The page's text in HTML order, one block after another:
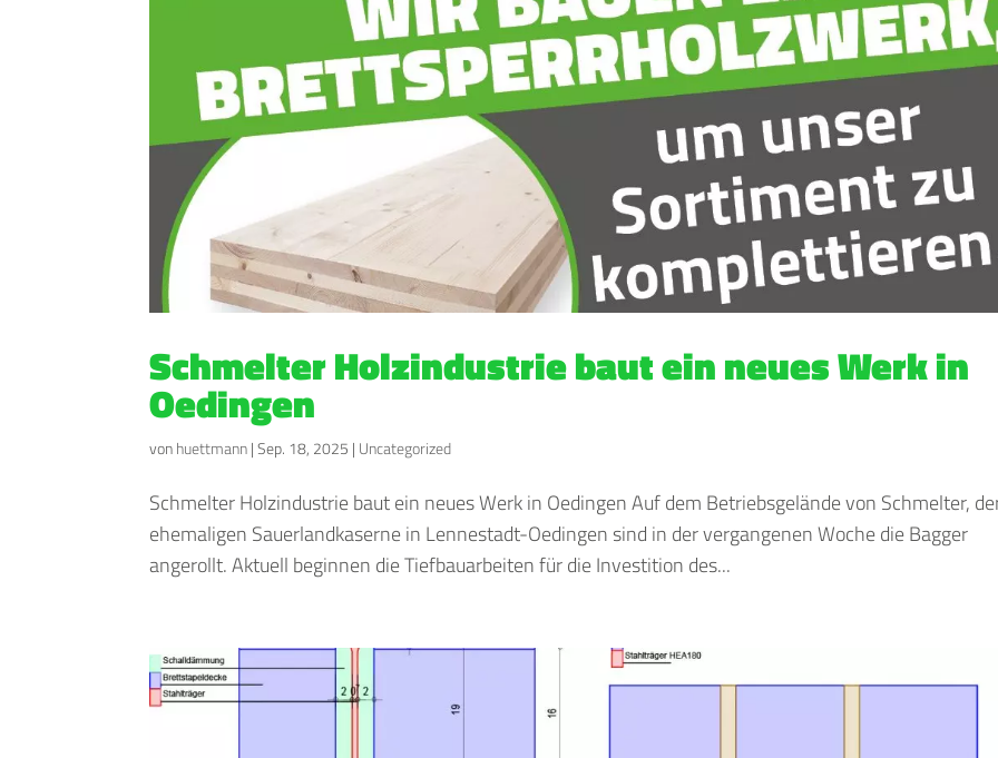
Schmelter Holzindustrie baut ein neues Werk in
Oedingen
vonhuettmann|Sep. 18, 2025 | Uncategorized
Schmelter Holzindustrie baut ein neues Werk in Oedingen Auf dem Betriebsgelände von Schmelter,
ehemaligen Sauerlandkaserne in Lennestadt-Oedingen sind in der vergangenen Woche die Bagger
angerollt. Aktuell beginnen die Tiefbauarbeiten für die Investition des...